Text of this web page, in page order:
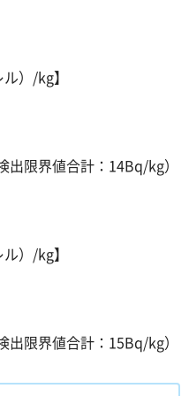
）/kg】
出限界値合計：14Bq/kg）
）/kg】
出限界値合計：15Bq/kg）